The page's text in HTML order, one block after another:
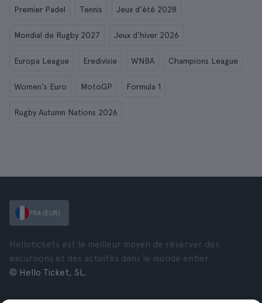
Premier Padel Tennis Jeux d'été 2028
Mondial de Rugby 2027 Jeux d'hiver 2026
Europa League Eredivisie WNBA Champions League
Women's Euro MotoGP Formula 1
Rugby Autumn Nations 2026
FRA (EUR)
Hellotickets est le meilleur moyen de réserver des
excursions et des activités dans le monde entier.
© Hello Ticket, SL.